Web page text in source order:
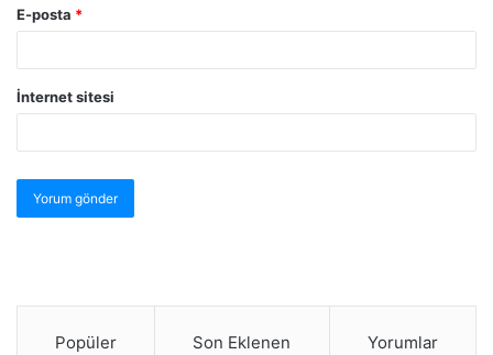
E-posta *
İnternet sitesi
Popüler Son Eklenen Yorumlar